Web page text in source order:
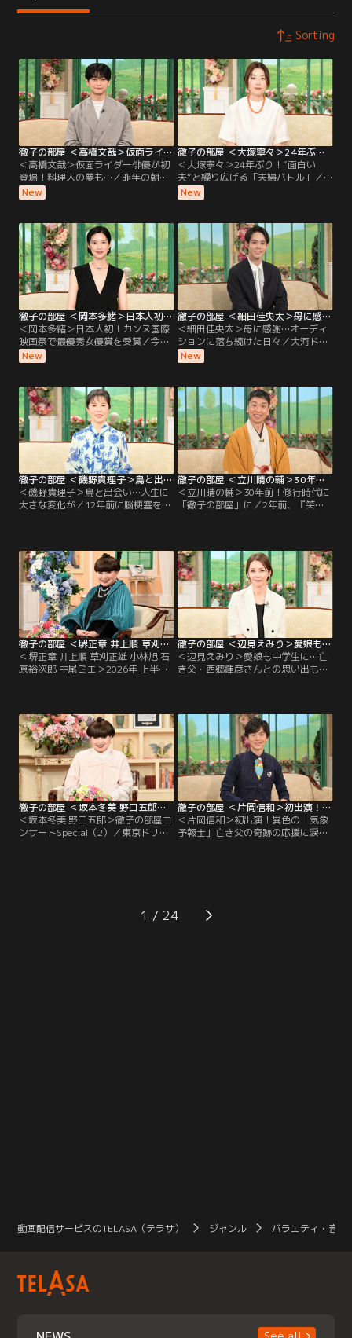
Sorting
徹子の部屋 ＜高橋文哉＞仮面ライダー俳優が初登場！料理人の夢も…（2026/08/06放送分）
＜高橋文哉＞仮面ライダー俳優が初
登場！料理人の夢も…／昨年の朝ド
ラ「あんぱん」に出演し話題になっ
た若手実力派俳優の高橋文哉さんが
ワン」で令和初の仮面ライダーに抜
擢されて俳優デビューし、子どもた
ちから大人気に！特別に変身ポーズ
を披露してもらう一幕も！朝ドラ出
演の反響や、撮影での苦労について
も伺う。
New
徹子の部屋 ＜大塚寧々＞24年ぶり！“面白い夫”と繰り広げる「夫婦バトル」（2026/08/05放送分）
＜大塚寧々＞24年ぶり！“面白い
夫”と繰り広げる「夫婦バトル」／
なんと24年ぶりの出演！透明感のあ
る独特の魅力で、ドラマや映画で活
さんは黒柳と小中高が同じ学校で、
自慢の後輩！現在58歳になる大塚さ
んの初出演は28年前、人生で最大
に“太っていた”という理由が…！？
2002年に結婚した夫は、俳優の田辺
誠一さん。
New
徹子の部屋 ＜岡本多緒＞日本人初！カンヌ国際映画祭で最優秀女優賞を受賞（2026/08/04放送分）
＜岡本多緒＞日本人初！カンヌ国際
映画祭で最優秀女優賞を受賞／今日
のゲストは、モデル・俳優として世
界で活躍する岡本多緒さん。映画
初となるカンヌ国際映画祭の最優秀
女優賞を受賞する快挙を成し遂げ
た。パリ、ニューヨーク、ミラノ、
ロンドンの世界4大コレクションで
活躍するトップモデルだが…。
New
徹子の部屋 ＜細田佳央太＞母に感謝…オーディションに落ち続けた日々（2026/08/03放送分）
＜細田佳央太＞母に感謝…オーディ
ションに落ち続けた日々／大河ドラ
マや朝ドラなど話題作に次々と出演
し、注目を集める若手実力派俳優の
ドラ「あんぱん」や大河ドラマ「ど
うする家康」への出演で話題を呼ん
だ細田さんだが、実は4歳で自ら
「テレビの中に入りたい」と言い芸
能界入りしたという。
New
徹子の部屋 ＜磯野貴理子＞鳥と出会い…人生に大きな変化が（2026/07/31放送分）
＜磯野貴理子＞鳥と出会い…人生に
大きな変化が／12年前に脳梗塞を経
きになったことで、鳥の写真を撮ろ
うとカメラを始め、その写真を発表
するためにSNSも。そして様々な鳥
を観察するため、登山を始めるな
ど、人生が豊かになったと語る。ま
た、昨年は「終活」を始め…。
徹子の部屋 ＜立川晴の輔＞30年前！修行時代に「徹子の部屋」に（2026/07/30放送分）
＜立川晴の輔＞30年前！修行時代に
「徹子の部屋」に／2年前、『笑
の落語に衝撃を受け、在学中の4年
間、毎月独演会に通った。卒業後、
弟子入りをしたが、その修行時代は
過酷。
徹子の部屋 ＜堺正章 井上順 草刈正雄 小林旭 石原裕次郎 中尾ミエ＞2026年 上半期傑作選（3）（2026/07/29放送分）
＜堺正章 井上順 草刈正雄 小林旭 石
原裕次郎 中尾ミエ＞2026年 上半期
名コンビ！60年来の友人、堺正章さ
んと井上順さんの出会いは10代。初
対面では…！？草刈正雄さんは、顔
も知らなかったアメリカ人のお父様
の消息を求めて渡米したお話を。
徹子の部屋 ＜辺見えみり＞愛娘も中学生に…亡き父・西郷輝彦さんとの思い出も（2026/07/28放送分）
＜辺見えみり＞愛娘も中学生に…亡
き父・西郷輝彦さんとの思い出も／
記をプレゼントされ、それは今でも
大切に持っているという。 そんな娘
も今年中学に進み、母親思いの子に
育っているらしい。 一方、えみりさ
んが4歳の時に両親が離婚…。
徹子の部屋 ＜坂本冬美 野口五郎＞徹子の部屋コンサートSpecial（2）（2026/07/27放送分）
＜坂本冬美 野口五郎＞徹子の部屋コ
ンサートSpecial（2）／東京ドリー
桜お七」を意外なエピソードを交え
て熱唱！？野口五郎さんはアカペラ
徹子の部屋 ＜片岡信和＞初出演！異色の「気象予報士」亡き父の奇跡の応援に涙（2026/07/24放送分）
＜片岡信和＞初出演！異色の「気象
予報士」亡き父の奇跡の応援に涙／
がきっかけだったが…大学3年の
時、俳優として芸能界入りした片岡
1
動画配信サービスのTELASA（テラサ） ジャンル バラエティ・音楽